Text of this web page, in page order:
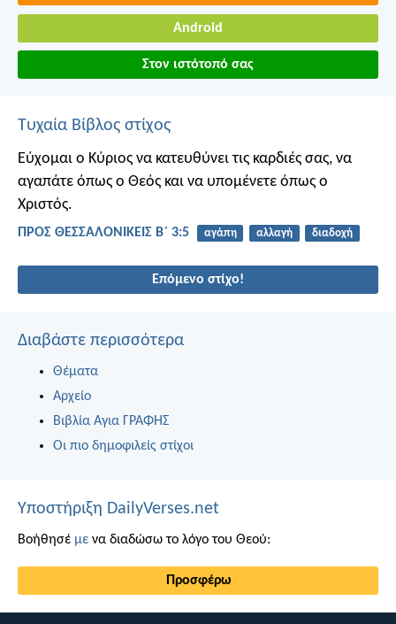
Android
Στον ιστότοπό σας
Τυχαία Βίβλος στίχος
Εύχομαι ο Κύριος να κατευθύνει τις καρδιές σας, να
αγαπάτε όπως ο Θεός και να υπομένετε όπως ο
Χριστός.
ΠΡΟΣ ΘΕΣΣΑΛΟΝΙΚΕΙΣ Β΄ 3:5 αγάπη αλλαγή διαδοχή
Επόμενο στίχο!
Διαβάστε περισσότερα
Θέματα
Αρχείο
Βιβλία Αγια ΓΡΑΦΗΣ
Οι πιο δημοφιλείς στίχοι
Υποστήριξη DailyVerses.net
Βοήθησέ με να διαδώσω το λόγο του Θεού:
Προσφέρω